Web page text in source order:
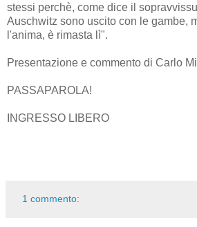
stessi perchè, come dice il
Auschwitz sono uscito con le gambe,
l'anima, è rimasta lì".
Presentazione e commento di Carlo
PASSAPAROLA!
INGRESSO LIBERO
1 commento: